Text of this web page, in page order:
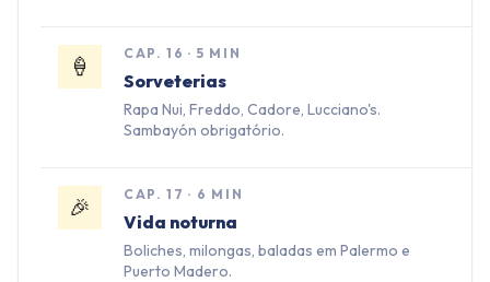
🍦 CAP.16 · 5 MIN
Sorveterias
Rapa Nui, Freddo, Cadore, Lucciano's.
Sambayón obrigatório.
🎉 CAP.17 · 6 MIN
Vida noturna
Boliches, milongas, baladas em Palermo e
Puerto Madero.